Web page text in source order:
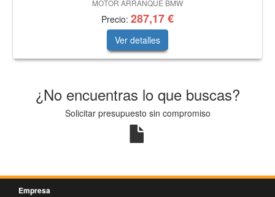
MOTOR ARRANQUE BMW
Precio: 287,17 €
Ver detalles
¿No encuentras lo que buscas?
Solicitar presupuesto sin compromiso
Empresa